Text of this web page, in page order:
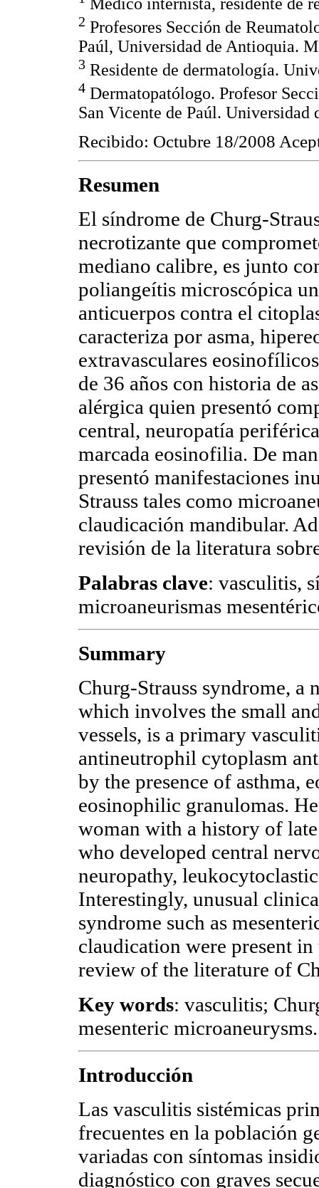
2 Profesores Sección de
Paúl, Universidad de Antioquia.
3 Residente de dermatología.
4 Dermatopatólogo. Profesor
San Vicente de Paúl. Universidad
Recibido: Octubre 18/2008
Resumen
El síndrome de Churg-
necrotizante que
mediano calibre, es junto
poliangeítis microscópica
anticuerpos contra el
caracteriza por asma,
extravasculares
de 36 años con historia de
alérgica quien presentó
central, neuropatía
marcada eosinofilia. De
presentó manifestaciones
Strauss tales como
claudicación mandibular.
revisión de la literatura
Palabras clave: vasculitis,
microaneurismas
Summary
Churg-Strauss syndrome, a
which involves the small
vessels, is a primary
antineutrophil cytoplasm
by the presence of asthma,
eosinophilic granulomas.
woman with a history of
who developed central
neuropathy,
Interestingly, unusual
syndrome such as
claudication were present
review of the literature of
Key words: vasculitis;
mesenteric microaneurysms.
Introducción
Las vasculitis sistémicas
frecuentes en la población
variadas con síntomas
diagnóstico con graves